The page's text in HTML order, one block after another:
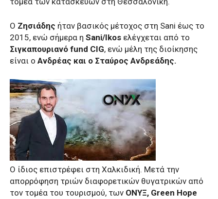
O Ζησιάδης ήταν βασικός μέτοχος στη Sani έως το
2015, ενώ σήμερα η Sani/Ikos ελέγχεται από το
Σιγκαπουριανό fund CIG, ενώ μέλη της διοίκησης
είναι ο Ανδρέας και ο Σταύρος Ανδρεάδης.
Ο ίδιος επιστρέφει στη Χαλκιδική. Μετά την
απορρόφηση τριών διαφορετικών θυγατρικών από
τον τομέα του τουρισμού, των ΟΝΥΞ, Green Hope